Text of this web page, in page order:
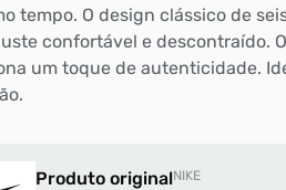
BUSCAR
tempo. O design clássico de
confortável e descontraído.
um toque de autenticidade.
Produto originalNIKE